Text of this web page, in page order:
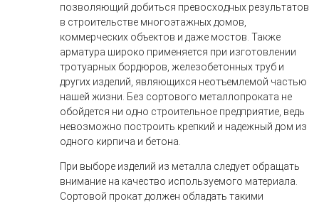
позволяющий добиться превосходных результатов
в строительстве многоэтажных домов,
коммерческих объектов и даже мостов. Также
арматура широко применяется при изготовлении
тротуарных бордюров, железобетонных труб и
других изделий, являющихся неотъемлемой частью
нашей жизни. Без сортового металлопроката не
обойдется ни одно строительное предприятие, ведь
невозможно построить крепкий и надежный дом из
одного кирпича и бетона.
При выборе изделий из металла следует обращать
внимание на качество используемого материала.
Сортовой прокат должен обладать такими